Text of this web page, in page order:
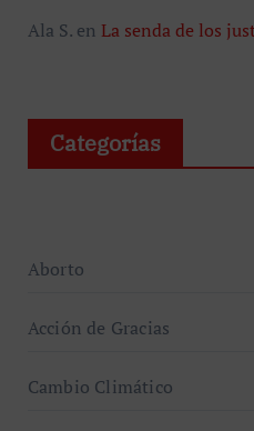
Ala S.en La senda de los
Categorías
Aborto
Acción de Gracias
Cambio Climático